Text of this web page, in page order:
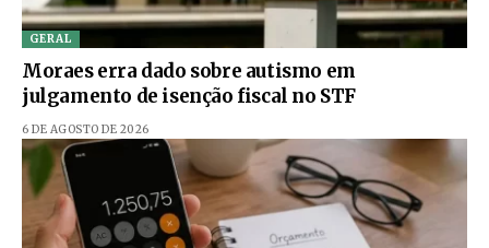
GERAL
Moraes erra dado sobre autismo em
julgamento de isenção fiscal no STF
6 DE AGOSTO DE 2026